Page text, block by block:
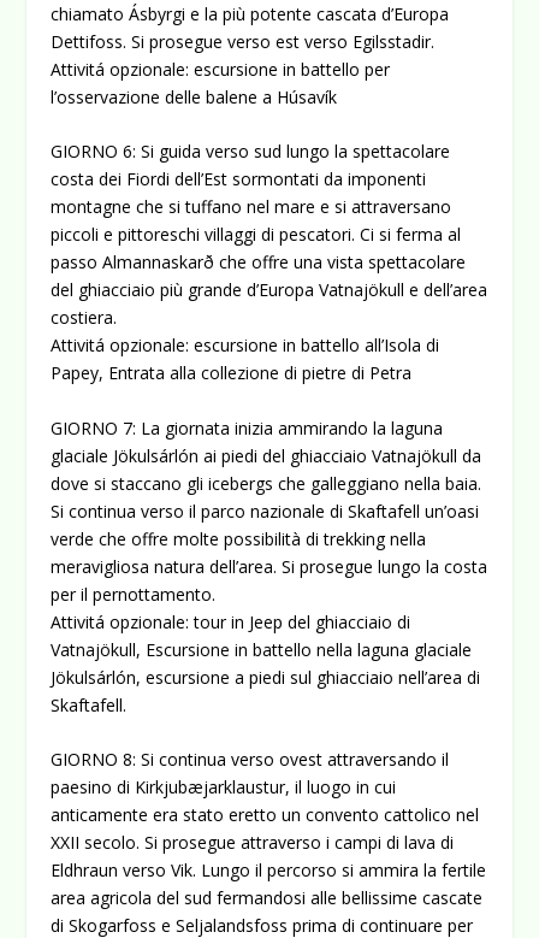
chiamato Ásbyrgi e la più potente cascata d’Europa
Dettifoss. Si prosegue verso est verso Egilsstadir.
Attivitá opzionale: escursione in battello per
l’osservazione delle balene a Húsavík
GIORNO 6: Si guida verso sud lungo la spettacolare
costa dei Fiordi dell’Est sormontati da imponenti
montagne che si tuffano nel mare e si attraversano
piccoli e pittoreschi villaggi di pescatori. Ci si ferma al
passo Almannaskarð che offre una vista spettacolare
del ghiacciaio più grande d’Europa Vatnajökull e dell’area
costiera.
Attivitá opzionale: escursione in battello all’Isola di
Papey, Entrata alla collezione di pietre di Petra
GIORNO 7: La giornata inizia ammirando la laguna
glaciale Jökulsárlón ai piedi del ghiacciaio Vatnajökull da
dove si staccano gli icebergs che galleggiano nella baia.
Si continua verso il parco nazionale di Skaftafell un’oasi
verde che offre molte possibilità di trekking nella
meravigliosa natura dell’area. Si prosegue lungo la costa
per il pernottamento.
Attivitá opzionale: tour in Jeep del ghiacciaio di
Vatnajökull, Escursione in battello nella laguna glaciale
Jökulsárlón, escursione a piedi sul ghiacciaio nell’area di
Skaftafell.
GIORNO 8: Si continua verso ovest attraversando il
paesino di Kirkjubæjarklaustur, il luogo in cui
anticamente era stato eretto un convento cattolico nel
XXII secolo. Si prosegue attraverso i campi di lava di
Eldhraun verso Vik. Lungo il percorso si ammira la fertile
area agricola del sud fermandosi alle bellissime cascate
di Skogarfoss e Seljalandsfoss prima di continuare per